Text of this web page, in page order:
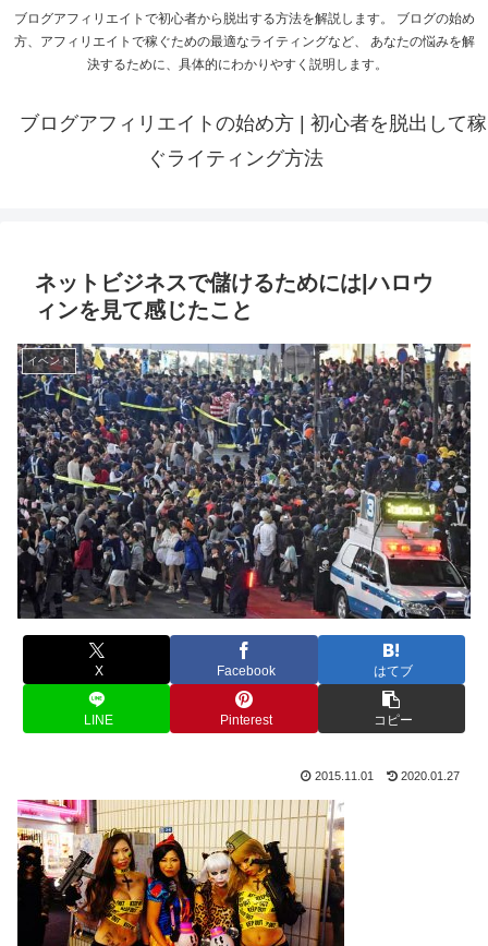
ブログアフィリエイトで初心者から脱出する方法を解説します。 ブログの始め
方、アフィリエイトで稼ぐための最適なライティングなど、 あなたの悩みを解
決するために、具体的にわかりやすく説明します。
ブログアフィリエイトの始め方 | 初心者を脱出して稼
ぐライティング方法
ネットビジネスで儲けるためには|ハロウ
ィンを見て感じたこと
イベント
X Facebook はてブ
LINE Pinterest コピー
2015.11.01 2020.01.27